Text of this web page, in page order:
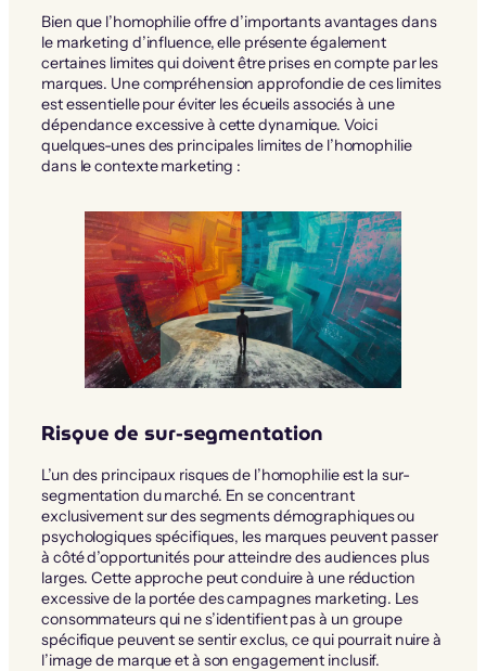
Bien que l’homophilie offre d’importants avantages dans
le marketing d’influence, elle présente également
certaines limites qui doivent être prises en compte par les
marques. Une compréhension approfondie de ces limites
est essentielle pour éviter les écueils associés à une
dépendance excessive à cette dynamique. Voici
quelques-unes des principales limites de l’homophilie
dans le contexte marketing :
Risque de sur-segmentation
L’un des principaux risques de l’homophilie est la sur-
segmentation du marché. En se concentrant
exclusivement sur des segments démographiques ou
psychologiques spécifiques, les marques peuvent passer
à côté d’opportunités pour atteindre des audiences plus
larges. Cette approche peut conduire à une réduction
excessive de la portée des campagnes marketing. Les
consommateurs qui ne s’identifient pas à un groupe
spécifique peuvent se sentir exclus, ce qui pourrait nuire à
l’image de marque et à son engagement inclusif.